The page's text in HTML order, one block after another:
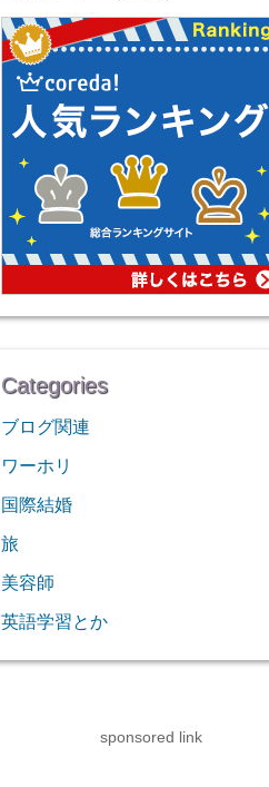
Categories
ブログ関連
ワーホリ
国際結婚
旅
美容師
英語学習とか
sponsored link